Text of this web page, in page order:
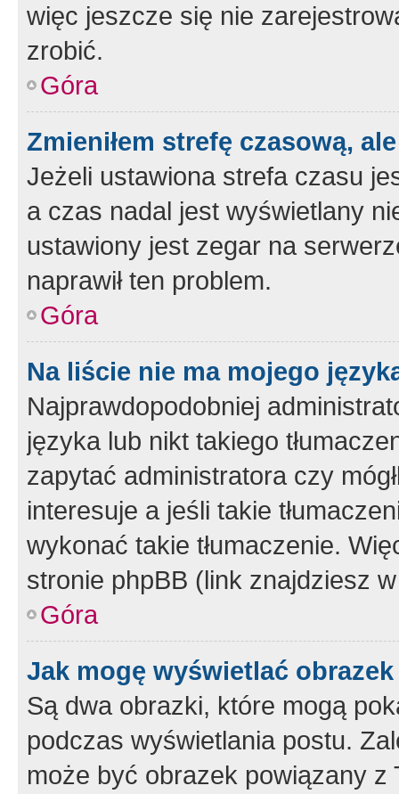
więc jeszcze się nie
zrobić.
Góra
Zmieniłem strefę czasową,
Jeżeli ustawiona strefa czasu
a czas nadal jest wyświetlany
ustawiony jest zegar na
naprawił ten problem.
Góra
Na liście nie ma mojego
Najprawdopodobniej
języka lub nikt takiego
zapytać administratora czy
interesuje a jeśli takie
wykonać takie tłumaczenie.
stronie phpBB (link znajdziesz
Góra
Jak mogę wyświetlać
Są dwa obrazki, które mogą
podczas wyświetlania postu.
może być obrazek powiązany z